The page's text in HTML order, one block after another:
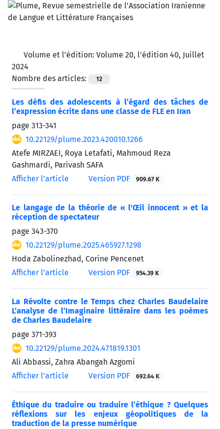
Volume et l’édition: Volume 20, l’édition 40, Juillet
2024
Nombre des articles:
12
Les défis des adolescents à l’égard des tâches de
l’expression écrite dans une classe de FLE en Iran
page 313-341
10.22129/plume.2023.420010.1266
Atefe MIRZAEI, Roya Letafati, Mahmoud Reza
Gashmardi, Parivash SAFA
Afficher l’article
Version PDF 909.67 K
Le langage de la théorie de « l'Œil innocent » et la
réception de spectateur
page 343-370
10.22129/plume.2025.465927.1298
Hoda Zabolinezhad, Corine Pencenet
Afficher l’article
Version PDF 954.39 K
La Révolte contre le Temps chez Charles Baudelaire
L’analyse de l’Imaginaire littéraire dans les poèmes
de Charles Baudelaire
page 371-393
10.22129/plume.2024.471819.1301
Ali Abbassi, Zahra Abangah Azgomi
Afficher l’article
Version PDF 692.64 K
Éthique du traduire ou traduire l’éthique ? Quelques
réflexions sur les enjeux géopolitiques de la
traduction de la presse numérique